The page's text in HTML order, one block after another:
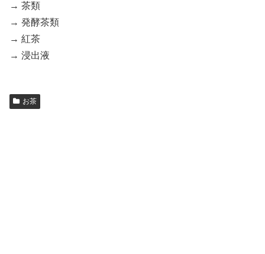
→ 茶類
→ 発酵茶類
→ 紅茶
→ 浸出液
お茶